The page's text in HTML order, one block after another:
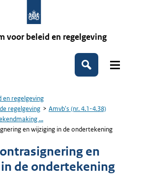
voor beleid en regelgeving
Zoeken
en regelgeving
regelgeving
Amvb's (nr. 4.1-4.38)
...
en wijziging in de ondertekening
en
de ondertekening